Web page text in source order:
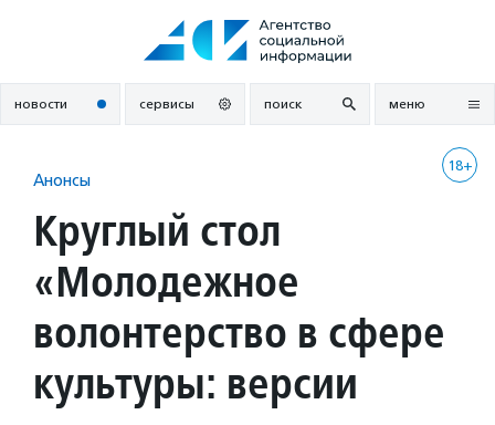
новости сервисы поиск меню
18+
Анонсы
Круглый стол
«Молодежное
волонтерство в сфере
культуры: версии